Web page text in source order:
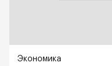
Экономика